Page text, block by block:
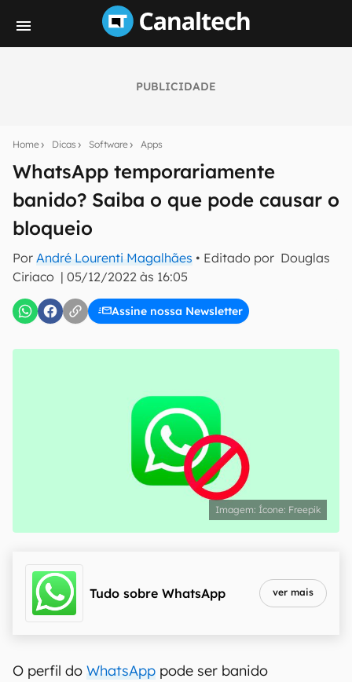
PUBLICIDADE
Home Dicas Software Apps
WhatsApp temporariamente
banido? Saiba o que pode causar o
bloqueio
Por André Lourenti Magalhães • Editado por Douglas
Ciriaco | 05/12/2022 às 16:05
Assine nossa Newsletter
notícias e reviews sobre tecnologia em primeira
mão.
E-mail
inscreva-se
Confirmo que li, aceito e concordo com os Termos de
Uso e Política de Privacidade do Canaltech.
Ícone: Freepik
Tudo sobre WhatsApp ver mais
O perfil do WhatsApp pode ser banido